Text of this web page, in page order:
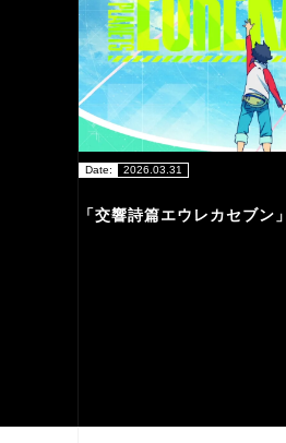
Date: 2026.03.31
「交響詩篇エウレカセブ